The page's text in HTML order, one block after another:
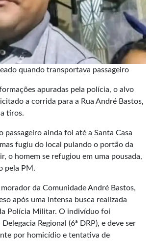
quando transportava passageiro
apuradas pela polícia, o alvo
a corrida para a Rua André Bastos,
tiros.
passageiro ainda foi até a Santa Casa
fugiu do local pulando o portão da
o homem se refugiou em uma pousada,
pela PM.
da Comunidade André Bastos,
após uma intensa busca realizada
Polícia Militar. O indivíduo foi
Regional (6ª DRP), e deve ser
por homicídio e tentativa de